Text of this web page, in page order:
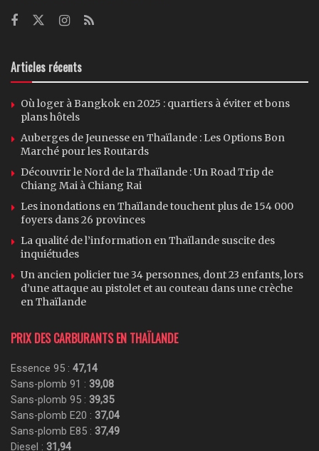
Articles récents
Où loger à Bangkok en 2025 : quartiers à éviter et bons
plans hôtels
Auberges de Jeunesse en Thaïlande : Les Options Bon
Marché pour les Routards
Découvrir le Nord de la Thaïlande : Un Road Trip de
Chiang Mai à Chiang Rai
Les inondations en Thaïlande touchent plus de 154 000
foyers dans 26 provinces
La qualité de l’information en Thaïlande suscite des
inquiétudes
Un ancien policier tue 34 personnes, dont 23 enfants, lors
d’une attaque au pistolet et au couteau dans une crèche
en Thaïlande
PRIX DES CARBURANTS EN THAÏLANDE
Essence 95 : 47,14
Sans-plomb 91 : 39,08
Sans-plomb 95 : 39,35
Sans-plomb E20 : 37,04
Sans-plomb E85 : 37,49
Diesel : 31,94